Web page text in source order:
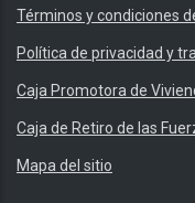
Términos y condiciones
Política de privacidad y
Caja Promotora de
Caja de Retiro de las
Mapa del sitio